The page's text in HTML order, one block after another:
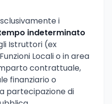
i
indeterminato
Istruttori (ex
Locali o in area
contrattuale,
finanziario o
partecipazione di